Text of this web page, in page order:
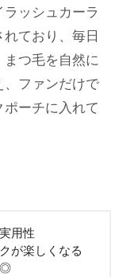
ッシュカーラ
ており、毎日
つ毛を自然に
ファンだけで
ーチに入れて
用性
が楽しくなる
◎